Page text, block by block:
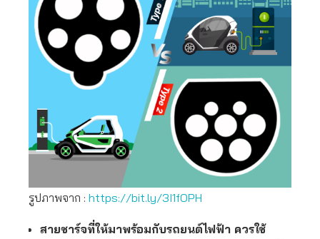
รูปภาพจาก : https://bit.ly/3I1fOPH
สายชาร์จที่ให้มาพร้อมกับรถยนต์ไฟฟ้า ควรใช้